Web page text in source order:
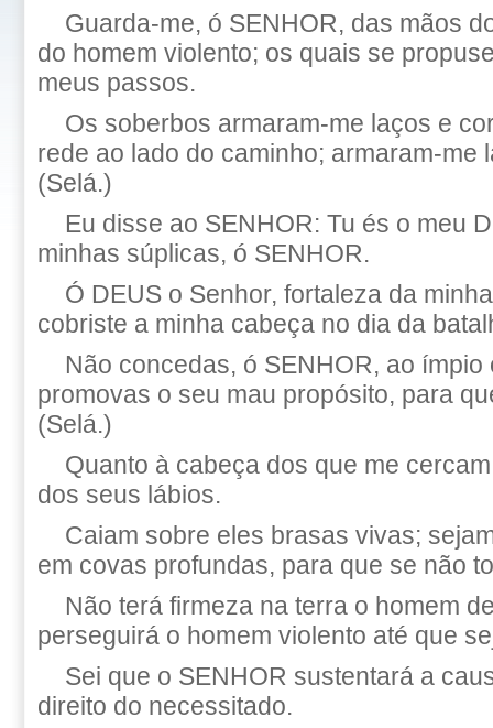
Guarda-me, ó SENHOR, das mãos
do homem violento; os quais se
meus passos.
Os soberbos armaram-me laços e
rede ao lado do caminho; armaram-me
(Selá.)
Eu disse ao SENHOR: Tu és o meu
minhas súplicas, ó SENHOR.
Ó DEUS o Senhor, fortaleza da
cobriste a minha cabeça no dia da
Não concedas, ó SENHOR, ao
promovas o seu mau propósito, para
(Selá.)
Quanto à cabeça dos que me
dos seus lábios.
Caiam sobre eles brasas vivas;
em covas profundas, para que se não
Não terá firmeza na terra o homem
perseguirá o homem violento até que
Sei que o SENHOR sustentará a
direito do necessitado.